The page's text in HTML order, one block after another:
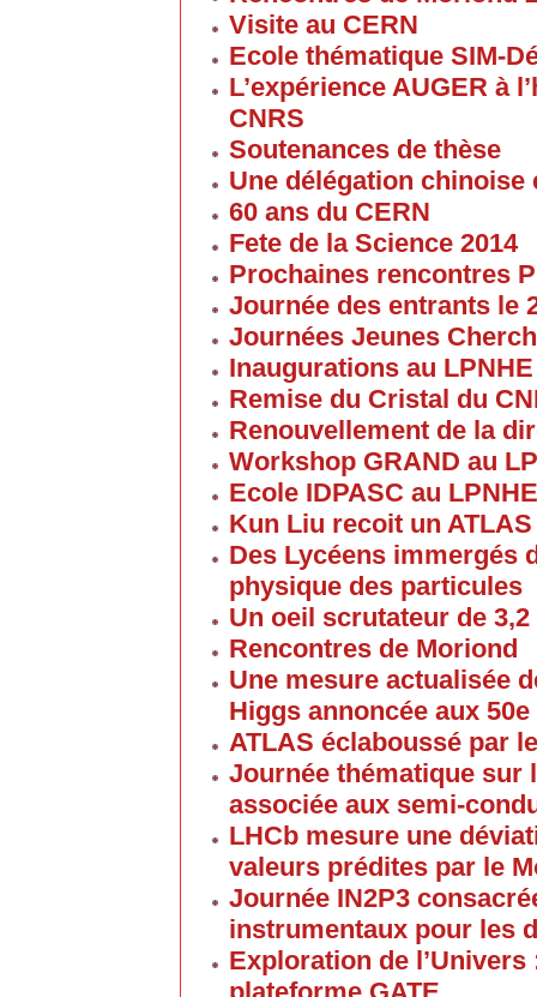
Visite au CERN
Ecole thématique SIM-
L’expérience AUGER à
CNRS
Soutenances de thèse
Une délégation
60 ans du CERN
Fete de la Science 2014
Prochaines rencontres
Journée des entrants le
Journées Jeunes
Inaugurations au LPNHE
Remise du Cristal du
Renouvellement de la
Workshop GRAND au
Ecole IDPASC au LPNHE
Kun Liu recoit un
Des Lycéens immergés
physique des particules
Un oeil scrutateur de
Rencontres de Moriond
Une mesure actualisée
Higgs annoncée aux
ATLAS éclaboussé par
Journée thématique sur
associée aux semi-
LHCb mesure une
valeurs prédites par le
Journée IN2P3
instrumentaux pour les
Exploration de